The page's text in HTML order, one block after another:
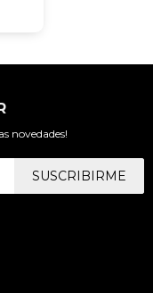
novedades!
SUSCRIBIRME